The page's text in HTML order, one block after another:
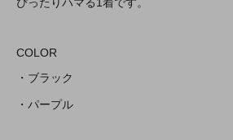
ぴったりハマる1着です。
COLOR
・ブラック
・パープル